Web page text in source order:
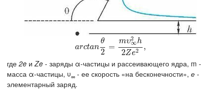
arctan
θ
2
=
mυ2
∞h
2Ze2 ,
arctanθ2= mυ ∞2h2Ze2,
где 2e иZe - заряды α-частицы и рассеивающего ядра, m -
масса α-частицы, υ∞ - ее скорость «на бесконечности», е -
элементарный заряд.